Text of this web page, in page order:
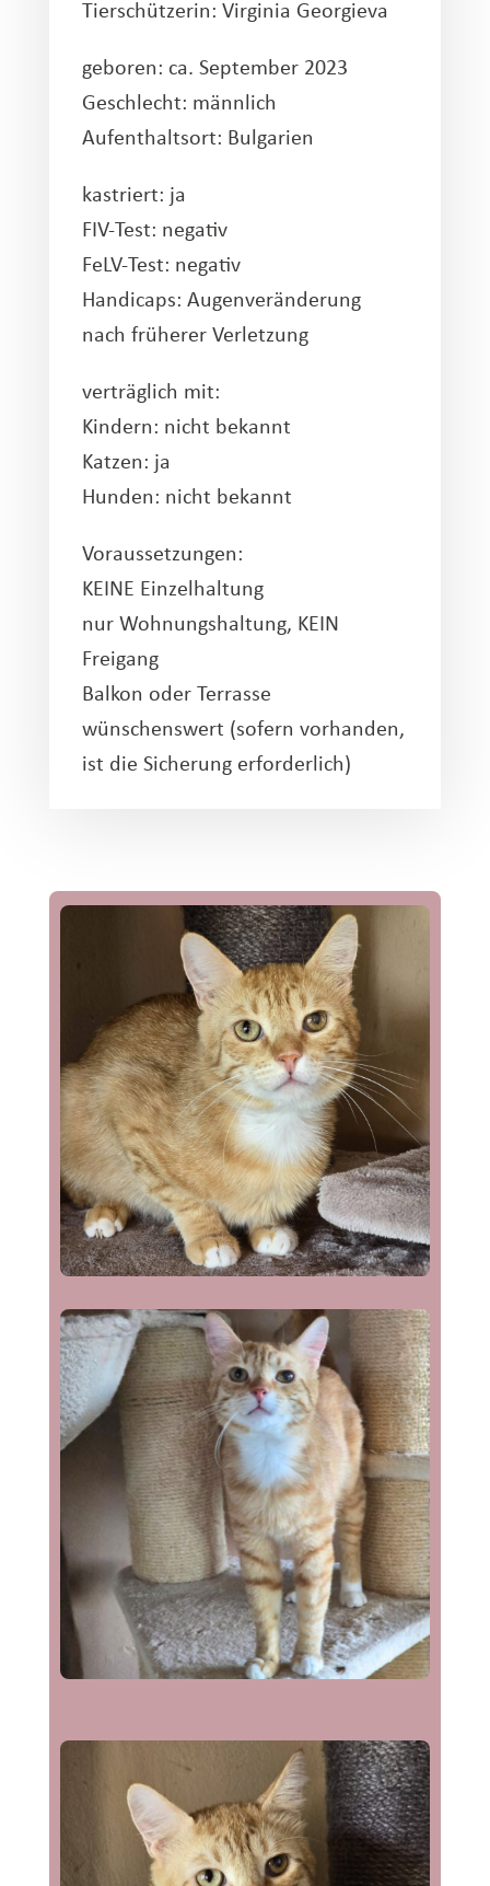
Tierschützerin: Virginia Georgieva
geboren: ca. September 2023
Geschlecht: männlich
Aufenthaltsort: Bulgarien
kastriert: ja
FIV-Test: negativ
FeLV-Test: negativ
Handicaps: Augenveränderung
nach früherer Verletzung
verträglich mit:
Kindern: nicht bekannt
Katzen: ja
Hunden: nicht bekannt
Voraussetzungen:
KEINE Einzelhaltung
nur Wohnungshaltung, KEIN
Freigang
Balkon oder Terrasse
wünschenswert (sofern vorhanden,
ist die Sicherung erforderlich)